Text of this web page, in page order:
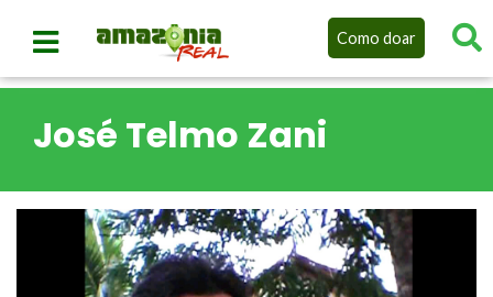
Como doar
José Telmo Zani